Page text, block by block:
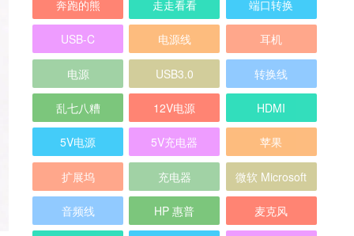
奔跑的熊 走走看看 端口转换
USB-C 电源线 耳机
电源 USB3.0 转换线
乱七八糟 12V电源 HDMI
5V电源 5V充电器 苹果
扩展坞 充电器 微软 Microsoft
音频线 HP 惠普 麦克风